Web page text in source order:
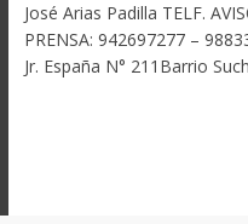
José Arias Padilla TELF.
PRENSA: 942697277 –
Jr. España N° 211Barrio